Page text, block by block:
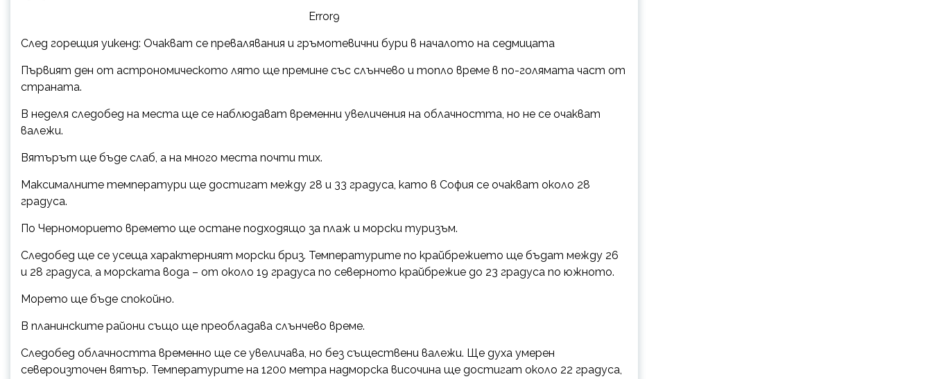
Error9
След горещия уикенд: Очакват се превалявания и гръмотевични бури в началото на седмицата
Първият ден от астрономическото лято ще премине със слънчево и топло време в по-голямата част от
страната.
В неделя следобед на места ще се наблюдават временни увеличения на облачността, но не се очакват
валежи.
Вятърът ще бъде слаб, а на много места почти тих.
Максималните температури ще достигат между 28 и 33 градуса, като в София се очакват около 28
градуса.
По Черноморието времето ще остане подходящо за плаж и морски туризъм.
Следобед ще се усеща характерният морски бриз. Температурите по крайбрежието ще бъдат между 26
и 28 градуса, а морската вода – от около 19 градуса по северното крайбрежие до 23 градуса по южното.
Морето ще бъде спокойно.
В планинските райони също ще преобладава слънчево време.
Следобед облачността временно ще се увеличава, но без съществени валежи. Ще духа умерен
североизточен вятър. Температурите на 1200 метра надморска височина ще достигат около 22 градуса,